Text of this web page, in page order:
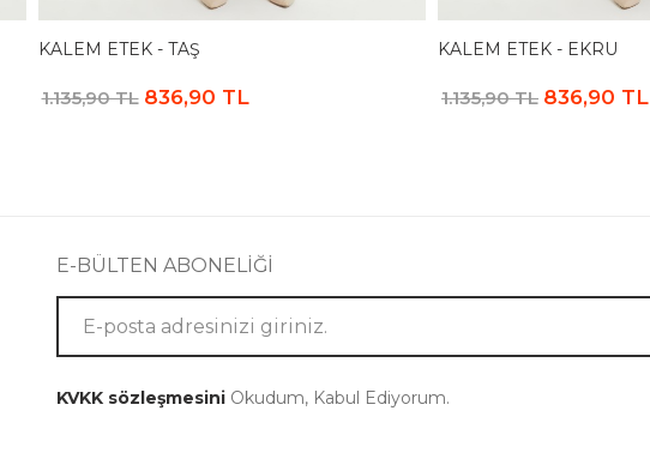
KALEM ETEK - TAŞ
1.135,90 TL 836,90 TL
KALEM ETEK - EKRU
1.135,90 TL 836,90 TL
E-BÜLTEN ABONELİĞİ
KVKK sözleşmesiniOkudum, Kabul Ediyorum.